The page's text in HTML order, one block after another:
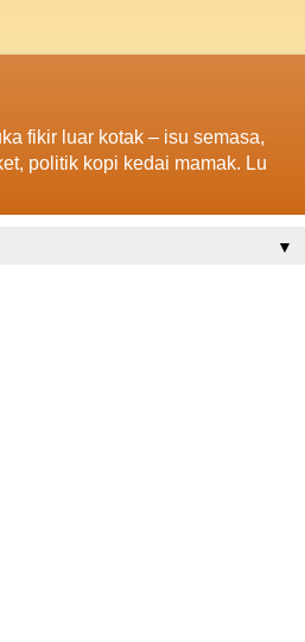
fikir luar kotak – isu semasa,
politik kopi kedai mamak. Lu
▼